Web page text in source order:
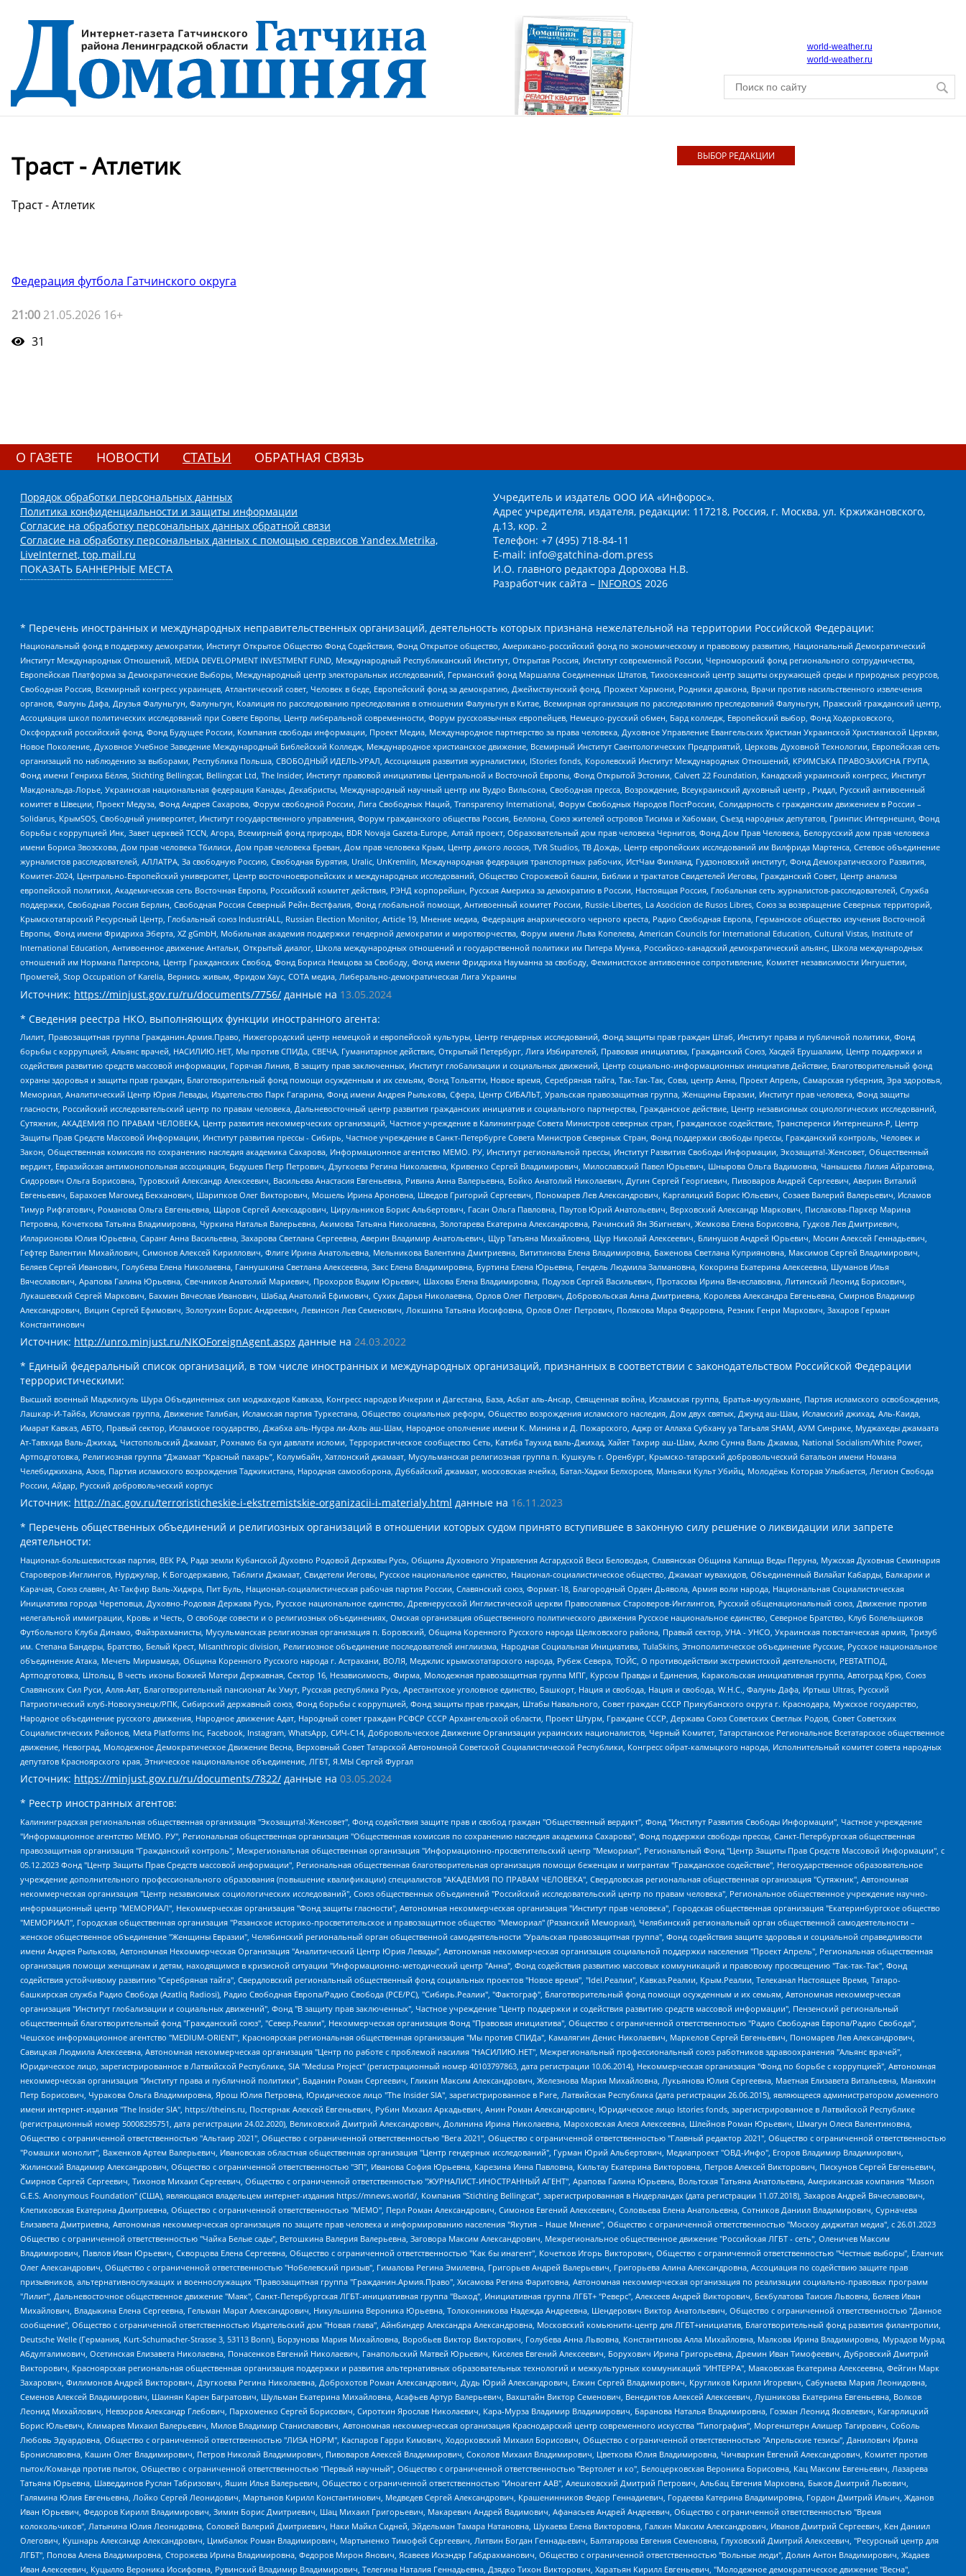
world-weather.ru
world-weather.ru
Траст - Атлетик
Траст - Атлетик
Федерация футбола Гатчинского округа
21:00 21.05.2026 16+
31
ВЫБОР РЕДАКЦИИ
О ГАЗЕТЕ НОВОСТИ СТАТЬИ ОБРАТНАЯ СВЯЗЬ
Порядок обработки персональных данных
Политика конфиденциальности и защиты информации
Согласие на обработку персональных данных обратной связи
Согласие на обработку персональных данных с помощью сервисов Yandex.Metrika,
LiveInternet, top.mail.ru
ПОКАЗАТЬ БАННЕРНЫЕ МЕСТА
Учредитель и издатель ООО ИА «Инфорос».
Адрес учредителя, издателя, редакции: 117218, Россия, г. Москва, ул. Кржижановского,
д.13, кор. 2
Телефон: +7 (495) 718-84-11
E-mail: info@gatchina-dom.press
И.О. главного редактора Дорохова Н.В.
Разработчик сайта – INFOROS 2026
* Перечень иностранных и международных неправительственных организаций, деятельность которых признана нежелательной на территории Российской Федерации:
Национальный фонд в поддержку демократии, Институт Открытое Общество Фонд Содействия, Фонд Открытое общество, Американо-российский фонд по экономическому и правовому развитию, Национальный Демократический
Институт Международных Отношений, MEDIA DEVELOPMENT INVESTMENT FUND, Международный Республиканский Институт, Открытая Россия, Институт современной России, Черноморский фонд регионального сотрудничества,
Европейская Платформа за Демократические Выборы, Международный центр электоральных исследований, Германский фонд Маршалла Соединенных Штатов, Тихоокеанский центр защиты окружающей среды и природных ресурсов,
Свободная Россия, Всемирный конгресс украинцев, Атлантический совет, Человек в беде, Европейский фонд за демократию, Джеймстаунский фонд, Прожект Хармони, Родники дракона, Врачи против насильственного извлечения
органов, Фалунь Дафа, Друзья Фалуньгун, Фалуньгун, Коалиция по расследованию преследования в отношении Фалуньгун в Китае, Всемирная организация по расследованию преследований Фалуньгун, Пражский гражданский центр,
Ассоциация школ политических исследований при Совете Европы, Центр либеральной современности, Форум русскоязычных европейцев, Немецко-русский обмен, Бард колледж, Европейский выбор, Фонд Ходорковского,
Оксфордский российский фонд, Фонд Будущее России, Компания свободы информации, Проект Медиа, Международное партнерство за права человека, Духовное Управление Евангельских Христиан Украинской Христианской Церкви,
Новое Поколение, Духовное Учебное Заведение Международный Библейский Колледж, Международное христианское движение, Всемирный Институт Саентологических Предприятий, Церковь Духовной Технологии, Европейская сеть
организаций по наблюдению за выборами, Республика Польша, СВОБОДНЫЙ ИДЕЛЬ-УРАЛ, Ассоциация развития журналистики, IStories fonds, Королевский Институт Международных Отношений, КРИМСЬКА ПРАВОЗАХИСНА ГРУПА,
Фонд имени Генриха Бёлля, Stichting Bellingcat, Bellingcat Ltd, The Insider, Институт правовой инициативы Центральной и Восточной Европы, Фонд Открытой Эстонии, Calvert 22 Foundation, Канадский украинский конгресс, Институт
Макдональда-Лорье, Украинская национальная федерация Канады, Декабристы, Международный научный центр им Вудро Вильсона, Свободная пресса, Возрождение, Всеукраинский духовный центр , Риддл, Русский антивоенный
комитет в Швеции, Проект Медуза, Фонд Андрея Сахарова, Форум свободной России, Лига Свободных Наций, Transparеncy International, Форум Свободных Народов ПостРоссии, Солидарность с гражданским движением в России –
Solidarus, КрымSOS, Свободный университет, Институт государственного управления, Форум гражданского общества Россия, Беллона, Союз жителей островов Тисима и Хабомаи, Съезд народных депутатов, Гринпис Интернешнл, Фонд
борьбы с коррупцией Инк, Завет церквей TCCN, Агора, Всемирный фонд природы, BDR Novaja Gazeta-Europe, Алтай проект, Образовательный дом прав человека Чернигов, Фонд Дом Прав Человека, Белорусский дом прав человека
имени Бориса Звозскова, Дом прав человека Тбилиси, Дом прав человека Ереван, Дом прав человека Крым, Центр дикого лосося, TVR Studios, ТВ Дождь, Центр европейских исследований им Вилфрида Мартенса, Сетевое объединение
журналистов расследователей, АЛЛАТРА, За свободную Россию, Свободная Бурятия, Uralic, UnKremlin, Международная федерация транспортных рабочих, ИстЧам Финланд, Гудзоновский институт, Фонд Демократического Развития,
Комитет-2024, Центрально-Европейский университет, Центр восточноевропейских и международных исследований, Общество Сторожевой башни, Библии и трактатов Свидетелей Иеговы, Гражданский Совет, Центр анализа
европейской политики, Академическая сеть Восточная Европа, Российский комитет действия, РЭНД корпорейшн, Русская Америка за демократию в России, Настоящая Россия, Глобальная сеть журналистов-расследователей, Служба
поддержки, Свободная Россия Берлин, Свободная Россия Северный Рейн-Вестфалия, Фонд глобальной помощи, Антивоенный комитет России, Russie-Libertes, La Asocicion de Rusos Libres, Союз за возвращение Северных территорий,
Крымскотатарский Ресурсный Центр, Глобальный союз IndustriALL, Russian Election Monitor, Article 19, Мнение медиа, Федерация анархического черного креста, Радио Свободная Европа, Германское общество изучения Восточной
Европы, Фонд имени Фридриха Эберта, XZ gGmbH, Мобильная академия поддержки гендерной демократии и миротворчества, Форум имени Льва Копелева, American Councils for International Education, Cultural Vistas, Institute of
International Education, Антивоенное движение Антальи, Открытый диалог, Школа международных отношений и государственной политики им Питера Мунка, Российско-канадский демократический альянс, Школа международных
отношений им Нормана Патерсона, Центр Гражданских Свобод, Фонд Бориса Немцова за Свободу, Фонд имени Фридриха Науманна за свободу, Феминистское антивоенное сопротивление, Комитет независимости Ингушетии,
Прометей, Stop Occupation of Karelia, Вернись живым, Фридом Хаус, СОТА медиа, Либерально-демократическая Лига Украины
Источник: https://minjust.gov.ru/ru/documents/7756/ данные на 13.05.2024
* Сведения реестра НКО, выполняющих функции иностранного агента:
Лилит, Правозащитная группа Гражданин.Армия.Право, Нижегородский центр немецкой и европейской культуры, Центр гендерных исследований, Фонд защиты прав граждан Штаб, Институт права и публичной политики, Фонд
борьбы с коррупцией, Альянс врачей, НАСИЛИЮ.НЕТ, Мы против СПИДа, СВЕЧА, Гуманитарное действие, Открытый Петербург, Лига Избирателей, Правовая инициатива, Гражданский Союз, Хасдей Ерушалаим, Центр поддержки и
содействия развитию средств массовой информации, Горячая Линия, В защиту прав заключенных, Институт глобализации и социальных движений, Центр социально-информационных инициатив Действие, Благотворительный фонд
охраны здоровья и защиты прав граждан, Благотворительный фонд помощи осужденным и их семьям, Фонд Тольятти, Новое время, Серебряная тайга, Так-Так-Так, Сова, центр Анна, Проект Апрель, Самарская губерния, Эра здоровья,
Мемориал, Аналитический Центр Юрия Левады, Издательство Парк Гагарина, Фонд имени Андрея Рылькова, Сфера, Центр СИБАЛЬТ, Уральская правозащитная группа, Женщины Евразии, Институт прав человека, Фонд защиты
гласности, Российский исследовательский центр по правам человека, Дальневосточный центр развития гражданских инициатив и социального партнерства, Гражданское действие, Центр независимых социологических исследований,
Сутяжник, АКАДЕМИЯ ПО ПРАВАМ ЧЕЛОВЕКА, Центр развития некоммерческих организаций, Частное учреждение в Калининграде Совета Министров северных стран, Гражданское содействие, Трансперенси Интернешнл-Р, Центр
Защиты Прав Средств Массовой Информации, Институт развития прессы - Сибирь, Частное учреждение в Санкт-Петербурге Совета Министров Северных Стран, Фонд поддержки свободы прессы, Гражданский контроль, Человек и
Закон, Общественная комиссия по сохранению наследия академика Сахарова, Информационное агентство МЕМО. РУ, Институт региональной прессы, Институт Развития Свободы Информации, Экозащита!-Женсовет, Общественный
вердикт, Евразийская антимонопольная ассоциация, Бедушев Петр Петрович, Дзугкоева Регина Николаевна, Кривенко Сергей Владимирович, Милославский Павел Юрьевич, Шнырова Ольга Вадимовна, Чанышева Лилия Айратовна,
Сидорович Ольга Борисовна, Туровский Александр Алексеевич, Васильева Анастасия Евгеньевна, Ривина Анна Валерьевна, Бойко Анатолий Николаевич, Дугин Сергей Георгиевич, Пивоваров Андрей Сергеевич, Аверин Виталий
Евгеньевич, Барахоев Магомед Бекханович, Шарипков Олег Викторович, Мошель Ирина Ароновна, Шведов Григорий Сергеевич, Пономарев Лев Александрович, Каргалицкий Борис Юльевич, Созаев Валерий Валерьевич, Исламов
Тимур Рифгатович, Романова Ольга Евгеньевна, Щаров Сергей Алексадрович, Цирульников Борис Альбертович, Гасан Ольга Павловна, Паутов Юрий Анатольевич, Верховский Александр Маркович, Пислакова-Паркер Марина
Петровна, Кочеткова Татьяна Владимировна, Чуркина Наталья Валерьевна, Акимова Татьяна Николаевна, Золотарева Екатерина Александровна, Рачинский Ян Збигневич, Жемкова Елена Борисовна, Гудков Лев Дмитриевич,
Илларионова Юлия Юрьевна, Саранг Анна Васильевна, Захарова Светлана Сергеевна, Аверин Владимир Анатольевич, Щур Татьяна Михайловна, Щур Николай Алексеевич, Блинушов Андрей Юрьевич, Мосин Алексей Геннадьевич,
Гефтер Валентин Михайлович, Симонов Алексей Кириллович, Флиге Ирина Анатольевна, Мельникова Валентина Дмитриевна, Вититинова Елена Владимировна, Баженова Светлана Куприяновна, Максимов Сергей Владимирович,
Беляев Сергей Иванович, Голубева Елена Николаевна, Ганнушкина Светлана Алексеевна, Закс Елена Владимировна, Буртина Елена Юрьевна, Гендель Людмила Залмановна, Кокорина Екатерина Алексеевна, Шуманов Илья
Вячеславович, Арапова Галина Юрьевна, Свечников Анатолий Мариевич, Прохоров Вадим Юрьевич, Шахова Елена Владимировна, Подузов Сергей Васильевич, Протасова Ирина Вячеславовна, Литинский Леонид Борисович,
Лукашевский Сергей Маркович, Бахмин Вячеслав Иванович, Шабад Анатолий Ефимович, Сухих Дарья Николаевна, Орлов Олег Петрович, Добровольская Анна Дмитриевна, Королева Александра Евгеньевна, Смирнов Владимир
Александрович, Вицин Сергей Ефимович, Золотухин Борис Андреевич, Левинсон Лев Семенович, Локшина Татьяна Иосифовна, Орлов Олег Петрович, Полякова Мара Федоровна, Резник Генри Маркович, Захаров Герман
Константинович
Источник: http://unro.minjust.ru/NKOForeignAgent.aspx данные на 24.03.2022
* Единый федеральный список организаций, в том числе иностранных и международных организаций, признанных в соответствии с законодательством Российской Федерации
террористическими:
Высший военный Маджлисуль Шура Объединенных сил моджахедов Кавказа, Конгресс народов Ичкерии и Дагестана, База, Асбат аль-Ансар, Священная война, Исламская группа, Братья-мусульмане, Партия исламского освобождения,
Лашкар-И-Тайба, Исламская группа, Движение Талибан, Исламская партия Туркестана, Общество социальных реформ, Общество возрождения исламского наследия, Дом двух святых, Джунд аш-Шам, Исламский джихад, Аль-Каида,
Имарат Кавказ, АБТО, Правый сектор, Исламское государство, Джабха аль-Нусра ли-Ахль аш-Шам, Народное ополчение имени К. Минина и Д. Пожарского, Аджр от Аллаха Субхану уа Тагьаля SHAM, АУМ Синрике, Муджахеды джамаата
Ат-Тавхида Валь-Джихад, Чистопольский Джамаат, Рохнамо ба суи давлати исломи, Террористическое сообщество Сеть, Катиба Таухид валь-Джихад, Хайят Тахрир аш-Шам, Ахлю Сунна Валь Джамаа, National Socialism/White Power,
Артподготовка, Религиозная группа “Джамаат “Красный пахарь”, Колумбайн, Хатлонский джамаат, Мусульманская религиозная группа п. Кушкуль г. Оренбург, Крымско-татарский добровольческий батальон имени Номана
Челебиджихана, Азов, Партия исламского возрождения Таджикистана, Народная самооборона, Дуббайский джамаат, московская ячейка, Батал-Хаджи Белхороев, Маньяки Культ Убийц, Молодёжь Которая Улыбается, Легион Свобода
России, Айдар, Русский добровольческий корпус
Источник: http://nac.gov.ru/terroristicheskie-i-ekstremistskie-organizacii-i-materialy.html данные на 16.11.2023
* Перечень общественных объединений и религиозных организаций в отношении которых судом принято вступившее в законную силу решение о ликвидации или запрете
деятельности:
Национал-большевистская партия, ВЕК РА, Рада земли Кубанской Духовно Родовой Державы Русь, Община Духовного Управления Асгардской Веси Беловодья, Славянская Община Капища Веды Перуна, Мужская Духовная Семинария
Староверов-Инглингов, Нурджулар, К Богодержавию, Таблиги Джамаат, Свидетели Иеговы, Русское национальное единство, Национал-социалистическое общество, Джамаат мувахидов, Объединенный Вилайат Кабарды, Балкарии и
Карачая, Союз славян, Ат-Такфир Валь-Хиджра, Пит Буль, Национал-социалистическая рабочая партия России, Славянский союз, Формат-18, Благородный Орден Дьявола, Армия воли народа, Национальная Социалистическая
Инициатива города Череповца, Духовно-Родовая Держава Русь, Русское национальное единство, Древнерусской Инглистической церкви Православных Староверов-Инглингов, Русский общенациональный союз, Движение против
нелегальной иммиграции, Кровь и Честь, О свободе совести и о религиозных объединениях, Омская организация общественного политического движения Русское национальное единство, Северное Братство, Клуб Болельщиков
Футбольного Клуба Динамо, Файзрахманисты, Мусульманская религиозная организация п. Боровский, Община Коренного Русского народа Щелковского района, Правый сектор, УНА - УНСО, Украинская повстанческая армия, Тризуб
им. Степана Бандеры, Братство, Белый Крест, Misanthropic division, Религиозное объединение последователей инглиизма, Народная Социальная Инициатива, TulaSkins, Этнополитическое объединение Русские, Русское национальное
объединение Атака, Мечеть Мирмамеда, Община Коренного Русского народа г. Астрахани, ВОЛЯ, Меджлис крымскотатарского народа, Рубеж Севера, ТОЙС, О противодействии экстремистской деятельности, РЕВТАТПОД,
Артподготовка, Штольц, В честь иконы Божией Матери Державная, Сектор 16, Независимость, Фирма, Молодежная правозащитная группа МПГ, Курсом Правды и Единения, Каракольская инициативная группа, Автоград Крю, Союз
Славянских Сил Руси, Алля-Аят, Благотворительный пансионат Ак Умут, Русская республика Русь, Арестантское уголовное единство, Башкорт, Нация и свобода, Нация и свобода, W.H.С., Фалунь Дафа, Иртыш Ultras, Русский
Патриотический клуб-Новокузнецк/РПК, Сибирский державный союз, Фонд борьбы с коррупцией, Фонд защиты прав граждан, Штабы Навального, Совет граждан СССР Прикубанского округа г. Краснодара, Мужское государство,
Народное объединение русского движения, Народное движение Адат, Народный совет граждан РСФСР СССР Архангельской области, Проект Штурм, Граждане СССР, Держава Союз Советских Светлых Родов, Совет Советских
Социалистических Районов, Meta Platforms Inc, Facebook, Instagram, WhatsApp, СИЧ-С14, Добровольческое Движение Организации украинских националистов, Черный Комитет, Татарстанское Региональное Всетатарское общественное
движение, Невоград, Молодежное Демократическое Движение Весна, Верховный Совет Татарской Автономной Советской Социалистической Республики, Конгресс ойрат-калмыцкого народа, Исполнительный комитет совета народных
депутатов Красноярского края, Этническое национальное объединение, ЛГБТ, Я.МЫ Сергей Фургал
Источник: https://minjust.gov.ru/ru/documents/7822/ данные на 03.05.2024
* Реестр иностранных агентов:
Калининградская региональная общественная организация "Экозащита!-Женсовет", Фонд содействия защите прав и свобод граждан "Общественный вердикт", Фонд "Институт Развития Свободы Информации", Частное учреждение "Информационное агентство МЕМО. РУ", Региональная общественная организация "Общественная комиссия по сохранению наследия академика Сахарова", Фонд поддержки свободы прессы, Санкт-Петербургская общественная правозащитная организация "Гражданский контроль", Межрегиональная общественная организация "Информационно-просветительский центр "Мемориал", Региональный Фонд "Центр Защиты Прав Средств Массовой Информации", с 05.12.2023 Фонд "Центр Защиты Прав Средств массовой информации", Региональная общественная благотворительная организация помощи беженцам и мигрантам "Гражданское содействие", Негосударственное образовательное учреждение дополнительного профессионального образования (повышение квалификации) специалистов "АКАДЕМИЯ ПО ПРАВАМ ЧЕЛОВЕКА", Свердловская региональная общественная организация "Сутяжник", Автономная некоммерческая организация "Центр независимых социологических исследований", Союз общественных объединений "Российский исследовательский центр по правам человека", Региональное общественное учреждение научно-информационный центр "МЕМОРИАЛ", Некоммерческая организация "Фонд защиты гласности", Автономная некоммерческая организация "Институт прав человека", Городская общественная организация "Екатеринбургское общество "МЕМОРИАЛ", Городская общественная организация "Рязанское историко-просветительское и правозащитное общество "Мемориал" (Рязанский Мемориал), Челябинский региональный орган общественной самодеятельности – женское общественное объединение "Женщины Евразии", Челябинский региональный орган общественной самодеятельности "Уральская правозащитная группа", Фонд содействия защите здоровья и социальной справедливости имени Андрея Рылькова, Автономная Некоммерческая Организация "Аналитический Центр Юрия Левады", Автономная некоммерческая организация социальной поддержки населения "Проект Апрель", Региональная общественная организация помощи женщинам и детям, находящимся в кризисной ситуации "Информационно-методический центр "Анна", Фонд содействия развитию массовых коммуникаций и правовому просвещению "Так-так-Так", Фонд содействия устойчивому развитию "Серебряная тайга", Свердловский региональный общественный фонд социальных проектов "Новое время", "Idel.Реалии", Кавказ.Реалии, Крым.Реалии, Телеканал Настоящее Время, Татаро-башкирская служба Радио Свобода (Azatliq Radiosi), Радио Свободная Европа/Радио Свобода (PCE/PC), "Сибирь.Реалии", "Фактограф", Благотворительный фонд помощи осужденным и их семьям, Автономная некоммерческая организация "Институт глобализации и социальных движений", Фонд "В защиту прав заключенных", Частное учреждение "Центр поддержки и содействия развитию средств массовой информации", Пензенский региональный общественный благотворительный фонд "Гражданский союз", "Север.Реалии", Некоммерческая организация Фонд "Правовая инициатива", Общество с ограниченной ответственностью "Радио Свободная Европа/Радио Свобода", Чешское информационное агентство "MEDIUM-ORIENT", Красноярская региональная общественная организация "Мы против СПИДа", Камалягин Денис Николаевич, Маркелов Сергей Евгеньевич, Пономарев Лев Александрович, Савицкая Людмила Алексеевна, Автономная некоммерческая организация "Центр по работе с проблемой насилия "НАСИЛИЮ.НЕТ", Межрегиональный профессиональный союз работников здравоохранения "Альянс врачей", Юридическое лицо, зарегистрированное в Латвийской Республике, SIA "Medusa Project" (регистрационный номер 40103797863, дата регистрации 10.06.2014), Некоммерческая организация "Фонд по борьбе с коррупцией", Автономная некоммерческая организация "Институт права и публичной политики", Баданин Роман Сергеевич, Гликин Максим Александрович, Железнова Мария Михайловна, Лукьянова Юлия Сергеевна, Маетная Елизавета Витальевна, Маняхин Петр Борисович, Чуракова Ольга Владимировна, Ярош Юлия Петровна, Юридическое лицо "The Insider SIA", зарегистрированное в Риге, Латвийская Республика (дата регистрации 26.06.2015), являющееся администратором доменного имени интернет-издания "The Insider SIA", https://theins.ru, Постернак Алексей Евгеньевич, Рубин Михаил Аркадьевич, Анин Роман Александрович, Юридическое лицо Istories fonds, зарегистрированное в Латвийской Республике (регистрационный номер 50008295751, дата регистрации 24.02.2020), Великовский Дмитрий Александрович, Долинина Ирина Николаевна, Мароховская Алеся Алексеевна, Шлейнов Роман Юрьевич, Шмагун Олеся Валентиновна, Общество с ограниченной ответственностью "Альтаир 2021", Общество с ограниченной ответственностью "Вега 2021", Общество с ограниченной ответственностью "Главный редактор 2021", Общество с ограниченной ответственностью "Ромашки монолит", Важенков Артем Валерьевич, Ивановская областная общественная организация "Центр гендерных исследований", Гурман Юрий Альбертович, Медиапроект "ОВД-Инфо", Егоров Владимир Владимирович, Жилинский Владимир Александрович, Общество с ограниченной ответственностью "ЗП", Иванова София Юрьевна, Карезина Инна Павловна, Кильтау Екатерина Викторовна, Петров Алексей Викторович, Пискунов Сергей Евгеньевич, Смирнов Сергей Сергеевич, Тихонов Михаил Сергеевич, Общество с ограниченной ответственностью "ЖУРНАЛИСТ-ИНОСТРАННЫЙ АГЕНТ", Арапова Галина Юрьевна, Вольтская Татьяна Анатольевна, Американская компания "Mason G.E.S. Anonymous Foundation" (США), являющаяся владельцем интернет-издания https://mnews.world/, Компания "Stichting Bellingcat", зарегистрированная в Нидерландах (дата регистрации 11.07.2018), Захаров Андрей Вячеславович, Клепиковская Екатерина Дмитриевна, Общество с ограниченной ответственностью "МЕМО", Перл Роман Александрович, Симонов Евгений Алексеевич, Соловьева Елена Анатольевна, Сотников Даниил Владимирович, Сурначева Елизавета Дмитриевна, Автономная некоммерческая организация по защите прав человека и информированию населения "Якутия – Наше Мнение", Общество с ограниченной ответственностью "Москоу диджитал медиа", с 26.01.2023 Общество с ограниченной ответственностью "Чайка Белые сады", Ветошкина Валерия Валерьевна, Заговора Максим Александрович, Межрегиональное общественное движение "Российская ЛГБТ - сеть", Оленичев Максим Владимирович, Павлов Иван Юрьевич, Скворцова Елена Сергеевна, Общество с ограниченной ответственностью "Как бы инагент", Кочетков Игорь Викторович, Общество с ограниченной ответственностью "Честные выборы", Еланчик Олег Александрович, Общество с ограниченной ответственностью "Нобелевский призыв", Гималова Регина Эмилевна, Григорьев Андрей Валерьевич, Григорьева Алина Александровна, Ассоциация по содействию защите прав призывников, альтернативнослужащих и военнослужащих "Правозащитная группа "Гражданин.Армия.Право", Хисамова Регина Фаритовна, Автономная некоммерческая организация по реализации социально-правовых программ "Лилит", Дальневосточное общественное движение "Маяк", Санкт-Петербургская ЛГБТ-инициативная группа "Выход", Инициативная группа ЛГБТ+ "Реверс", Алексеев Андрей Викторович, Бекбулатова Таисия Львовна, Беляев Иван Михайлович, Владыкина Елена Сергеевна, Гельман Марат Александрович, Никульшина Вероника Юрьевна, Толоконникова Надежда Андреевна, Шендерович Виктор Анатольевич, Общество с ограниченной ответственностью "Данное сообщение", Общество с ограниченной ответственностью Издательский дом "Новая глава", Айнбиндер Александра Александровна, Московский комьюнити-центр для ЛГБТ+инициатив, Благотворительный фонд развития филантропии, Deutsche Welle (Германия, Kurt-Schumacher-Strasse 3, 53113 Bonn), Борзунова Мария Михайловна, Воробьев Виктор Викторович, Голубева Анна Львовна, Константинова Алла Михайловна, Малкова Ирина Владимировна, Мурадов Мурад Абдулгалимович, Осетинская Елизавета Николаевна, Понасенков Евгений Николаевич, Ганапольский Матвей Юрьевич, Киселев Евгений Алексеевич, Борухович Ирина Григорьевна, Дремин Иван Тимофеевич, Дубровский Дмитрий Викторович, Красноярская региональная общественная организация поддержки и развития альтернативных образовательных технологий и межкультурных коммуникаций "ИНТЕРРА", Маяковская Екатерина Алексеевна, Фейгин Марк Захарович, Филимонов Андрей Викторович, Дзугкоева Регина Николаевна, Доброхотов Роман Александрович, Дудь Юрий Александрович, Елкин Сергей Владимирович, Кругликов Кирилл Игоревич, Сабунаева Мария Леонидовна, Семенов Алексей Владимирович, Шаинян Карен Багратович, Шульман Екатерина Михайловна, Асафьев Артур Валерьевич, Вахштайн Виктор Семенович, Венедиктов Алексей Алексеевич, Лушникова Екатерина Евгеньевна, Волков Леонид Михайлович, Невзоров Александр Глебович, Пархоменко Сергей Борисович, Сироткин Ярослав Николаевич, Кара-Мурза Владимир Владимирович, Баранова Наталья Владимировна, Гозман Леонид Яковлевич, Кагарлицкий Борис Юльевич, Климарев Михаил Валерьевич, Милов Владимир Станиславович, Автономная некоммерческая организация Краснодарский центр современного искусства "Типография", Моргенштерн Алишер Тагирович, Соболь Любовь Эдуардовна, Общество с ограниченной ответственностью "ЛИЗА НОРМ", Каспаров Гарри Кимович, Ходорковский Михаил Борисович, Общество с ограниченной ответственностью "Апрельские тезисы", Данилович Ирина Брониславовна, Кашин Олег Владимирович, Петров Николай Владимирович, Пивоваров Алексей Владимирович, Соколов Михаил Владимирович, Цветкова Юлия Владимировна, Чичваркин Евгений Александрович, Комитет против пыток/Команда против пыток, Общество с ограниченной ответственностью "Первый научный", Общество с ограниченной ответственностью "Вертолет и ко", Белоцерковская Вероника Борисовна, Кац Максим Евгеньевич, Лазарева Татьяна Юрьевна, Шаведдинов Руслан Табризович, Яшин Илья Валерьевич, Общество с ограниченной ответственностью "Иноагент ААВ", Алешковский Дмитрий Петрович, Альбац Евгения Марковна, Быков Дмитрий Львович, Галямина Юлия Евгеньевна, Лойко Сергей Леонидович, Мартынов Кирилл Константинович, Медведев Сергей Александрович, Крашенинников Федор Геннадиевич, Гордеева Катерина Вл